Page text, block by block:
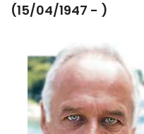
(15/04/1947 - )